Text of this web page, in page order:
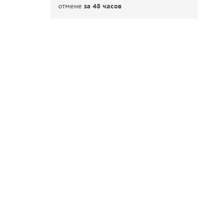
отменеза 48 часов